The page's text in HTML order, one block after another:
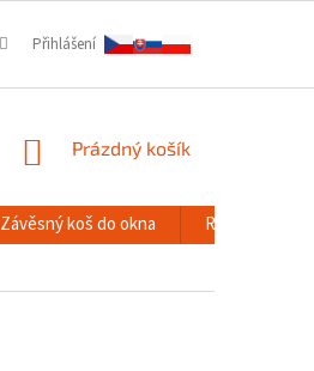
Přihlášení
NÁKUPNÍ
Prázdný košík
Závěsný koš do okna RACK systémy